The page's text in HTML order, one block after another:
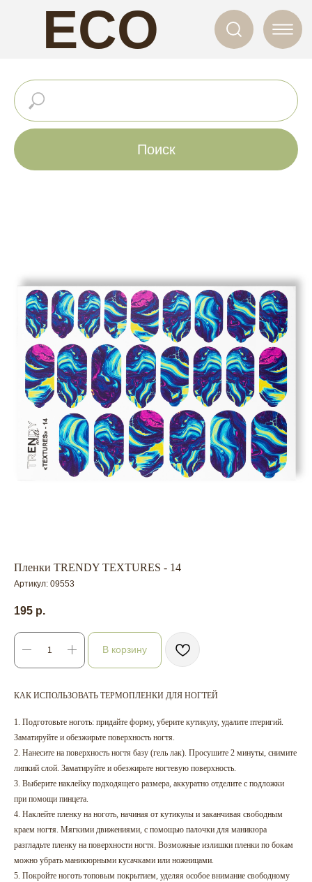
ECO
NAILS
Поиск
Пленки TRENDY TEXTURES - 14
Артикул: 09553
195 р.
В корзину
КАК ИСПОЛЬЗОВАТЬ ТЕРМОПЛЕНКИ ДЛЯ НОГТЕЙ
1. Подготовьте ноготь: придайте форму, уберите кутикулу, удалите птеригий.
Заматируйте и обезжирьте поверхность ногтя.
2. Нанесите на поверхность ногтя базу (гель лак). Просушите 2 минуты, снимите
липкий слой. Заматируйте и обезжирьте ногтевую поверхность.
3. Выберите наклейку подходящего размера, аккуратно отделите с подложки
при помощи пинцета.
4. Наклейте пленку на ноготь, начиная от кутикулы и заканчивая свободным
краем ногтя. Мягкими движениями, с помощью палочки для маникюра
разгладьте пленку на поверхности ногтя. Возможные излишки пленки по бокам
можно убрать маникюрными кусачками или ножницами.
5. Покройте ноготь топовым покрытием, уделяя особое внимание свободному